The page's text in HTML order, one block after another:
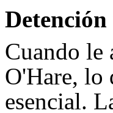
Cuando le
O'Hare, lo
esencial.